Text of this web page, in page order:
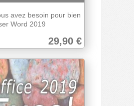
avez besoin pour bien
Word 2019
29,90 €